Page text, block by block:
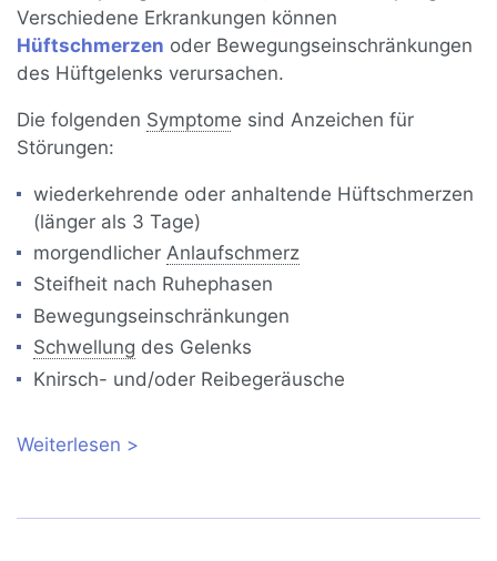
Verschiedene Erkrankungen können
Hüftschmerzen oder Bewegungseinschränkungen
des Hüftgelenks verursachen.
Die folgenden Symptome sind Anzeichen für
Störungen:
wiederkehrende oder anhaltende Hüftschmerzen
(länger als 3 Tage)
morgendlicher Anlaufschmerz
Steifheit nach Ruhephasen
Bewegungseinschränkungen
Schwellung des Gelenks
Knirsch- und/oder Reibegeräusche
Weiterlesen über Hüftschmerzen und Anatomie des